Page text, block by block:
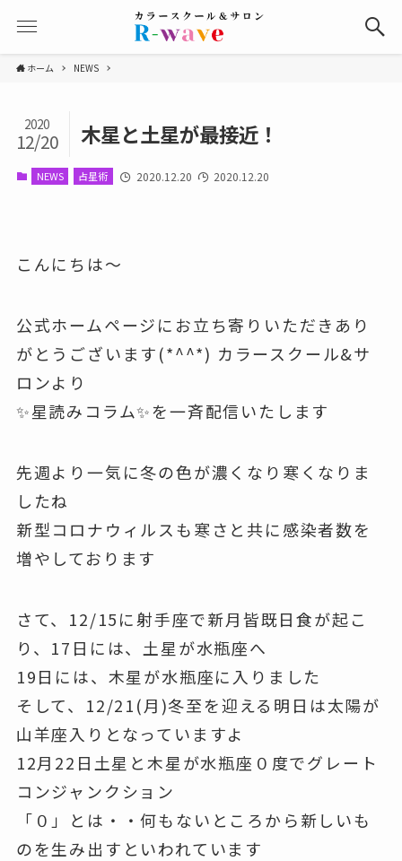
ホーム NEWS
木星と土星が最接近！
2020
12/20
NEWS 占星術 2020.12.20 2020.12.20
こんにちは～
公式ホームページにお立ち寄りいただきあり
がとうございます(*^^*) カラースクール&サ
ロンより
✨星読みコラム✨を一斉配信いたします
先週より一気に冬の色が濃くなり寒くなりま
したね
新型コロナウィルスも寒さと共に感染者数を
増やしております
さて、12/15に射手座で新月皆既日食が起こ
り、17日には、土星が水瓶座へ
19日には、木星が水瓶座に入りました
そして、12/21(月)冬至を迎える明日は太陽が
山羊座入りとなっていますよ
12月22日土星と木星が水瓶座０度でグレート
コンジャンクション
「０」とは・・何もないところから新しいも
のを生み出すといわれています